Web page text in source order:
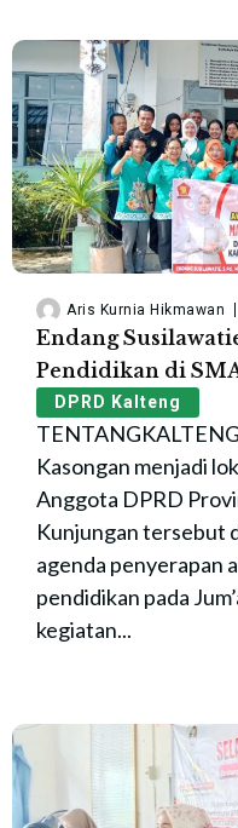
Aris Kurnia Hikmawan
Endang
Pendidikan di
DPRD Kalteng
Kasongan menjadi
Anggota DPRD
Kunjungan tersebut
agenda penyerapan
pendidikan pada
kegiatan...